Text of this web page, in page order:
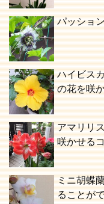
パッショ
ハイビス
の花を咲
アマリリ
咲かせる
ミニ胡蝶
ることが